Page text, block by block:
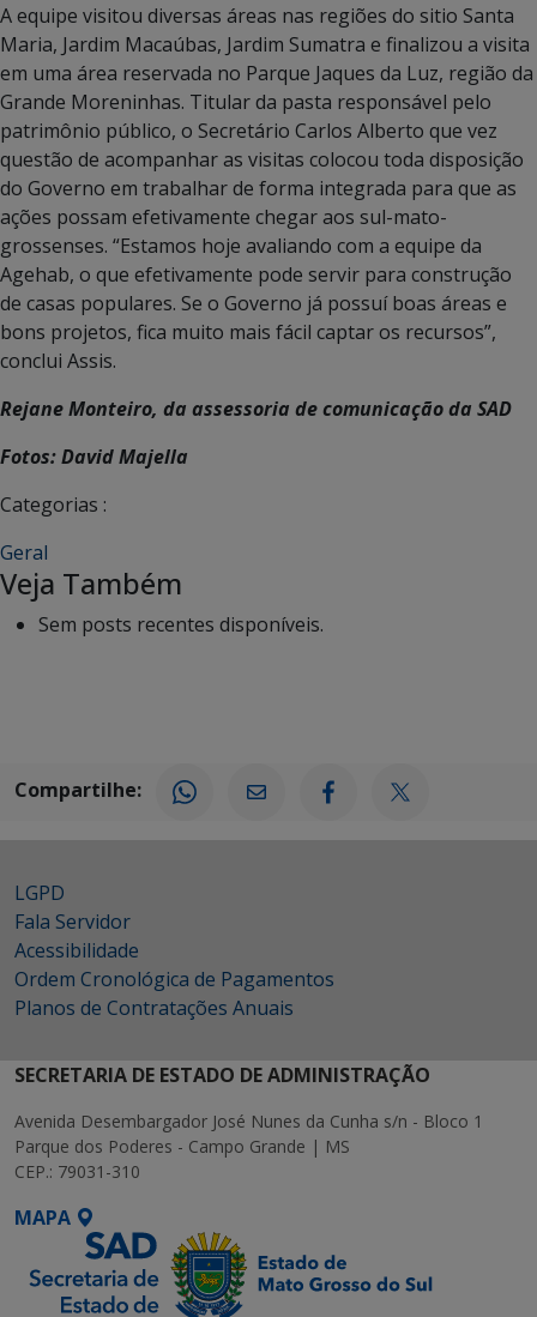
A equipe visitou diversas áreas nas regiões do sitio Santa
Maria, Jardim Macaúbas, Jardim Sumatra e finalizou a visita
em uma área reservada no Parque Jaques da Luz, região da
Grande Moreninhas. Titular da pasta responsável pelo
patrimônio público, o Secretário Carlos Alberto que vez
questão de acompanhar as visitas colocou toda disposição
do Governo em trabalhar de forma integrada para que as
ações possam efetivamente chegar aos sul-mato-
grossenses. “Estamos hoje avaliando com a equipe da
Agehab, o que efetivamente pode servir para construção
de casas populares. Se o Governo já possuí boas áreas e
bons projetos, fica muito mais fácil captar os recursos”,
conclui Assis.
Rejane Monteiro, da assessoria de comunicação da SAD
Fotos: David Majella
Categorias :
Geral
Veja Também
Sem posts recentes disponíveis.
Compartilhe:
LGPD
Fala Servidor
Acessibilidade
Ordem Cronológica de Pagamentos
Planos de Contratações Anuais
SECRETARIA DE ESTADO DE ADMINISTRAÇÃO
Avenida Desembargador José Nunes da Cunha s/n - Bloco 1
Parque dos Poderes - Campo Grande | MS
CEP.: 79031-310
MAPA